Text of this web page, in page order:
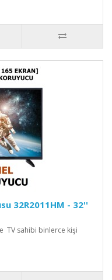
32R2011HM - 32''
TV sahibi binlerce kişi